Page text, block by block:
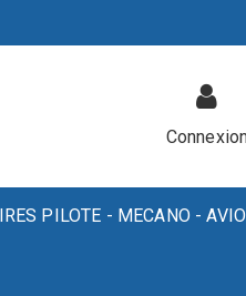
PILOTE - MECANO -